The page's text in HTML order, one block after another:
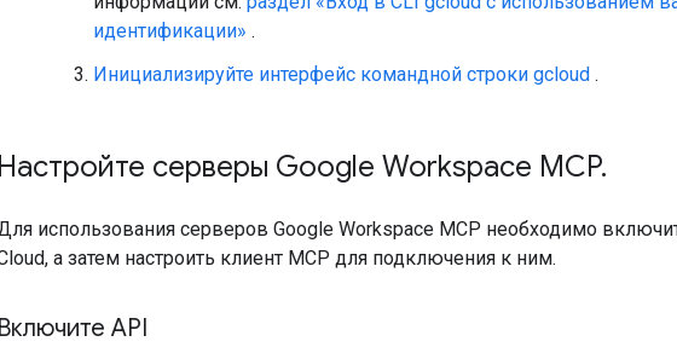
идентификации» .
Инициализируйте интерфейс командной строки gcloud .
Настройте серверы Google Workspace MCP.
использования серверов Google Workspace MCP необходимо
а затем настроить клиент MCP для подключения к ним.
Включите API